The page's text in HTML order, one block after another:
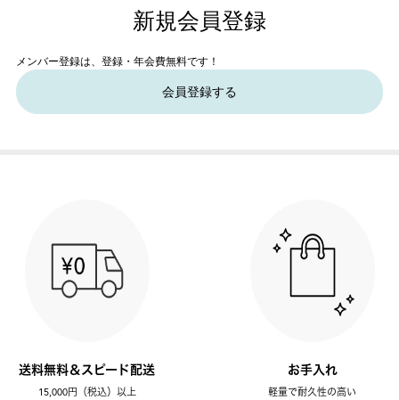
新規会員登録
メンバー登録は、登録・年会費無料です！
会員登録する
送料無料＆スピード配送
15,000円（税込）以上
お手入れ
軽量で耐久性の高い